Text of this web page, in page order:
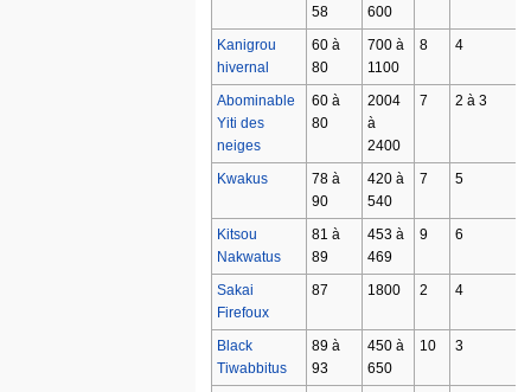
58
600
Kanigrou
hivernal
60 à
80
700 à
1100
8 4
Abominable
Yiti des
neiges
60 à
80
2004
à
2400
7 2 à 3
Kwakus
78 à
90
420 à
540
7 5
Kitsou
Nakwatus
81 à
89
453 à
469
9 6
Sakai
Firefoux
87 1800 2 4
Black
Tiwabbitus
89 à
93
450 à
650
10 3